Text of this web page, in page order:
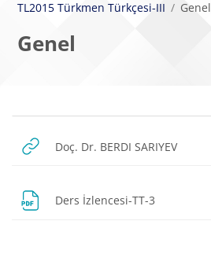
TL2015 Türkmen Türkçesi-III Genel
Genel
Bloklar
Bölüm anahatları
Doç. Dr. BERDI SARIYEVURL
Ders İzlencesi-TT-3